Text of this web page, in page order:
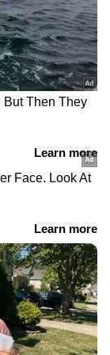
പ്രത്യേക
നിന്നും